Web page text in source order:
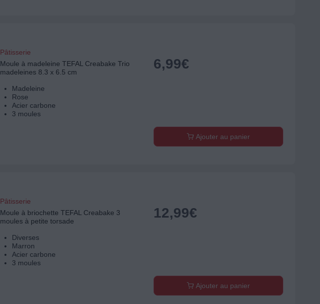
Pâtisserie
Moule à madeleine TEFAL Creabake Trio
madeleines 8.3 x 6.5 cm
Madeleine
Rose
Acier carbone
3 moules
6,99€
Ajouter au panier
Pâtisserie
Moule à briochette TEFAL Creabake 3
moules à petite torsade
Diverses
Marron
Acier carbone
3 moules
12,99€
Ajouter au panier